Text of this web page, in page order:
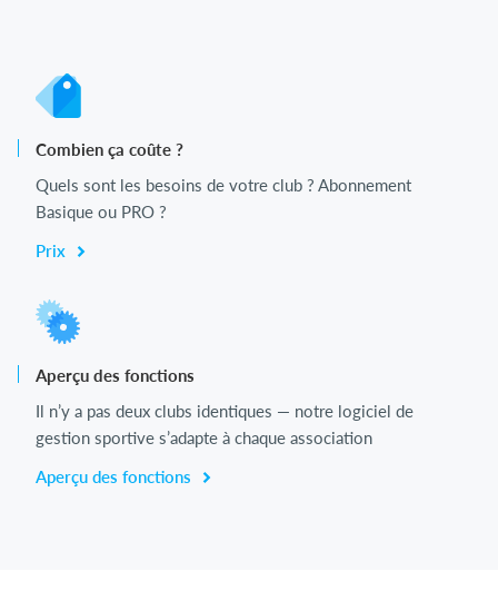
Combien ça coûte ?
Quels sont les besoins de votre club ? Abonnement
Basique ou PRO ?
Prix
Aperçu des fonctions
Il n’y a pas deux clubs identiques — notre logiciel de
gestion sportive s’adapte à chaque association
Aperçu des fonctions